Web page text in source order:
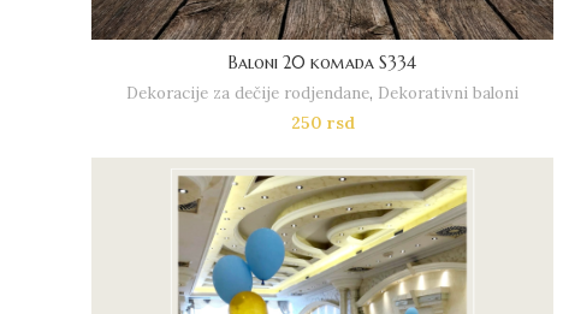
Baloni 20 komada S334
Dekoracije za dečije rodjendane, Dekorativni baloni
250 rsd